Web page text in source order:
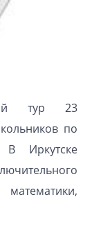
тур 23
по
В Иркутске